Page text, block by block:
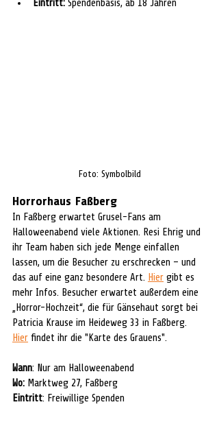
Eintritt: Spendenbasis, ab 18 Jahren
Foto: Symbolbild
Horrorhaus Faßberg
In Faßberg erwartet Grusel-Fans am
Halloweenabend viele Aktionen. Resi Ehrig und
ihr Team haben sich jede Menge einfallen
lassen, um die Besucher zu erschrecken – und
das auf eine ganz besondere Art. Hier gibt es
mehr Infos. Besucher erwartet außerdem eine
„Horror-Hochzeit“, die für Gänsehaut sorgt bei
Patricia Krause im Heideweg 33 in Faßberg.
Hier findet ihr die "Karte des Grauens".
Wann: Nur am Halloweenabend
Wo: Marktweg 27, Faßberg
Eintritt: Freiwillige Spenden